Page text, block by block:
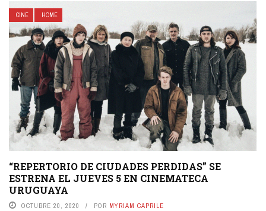
CINE HOME
“REPERTORIO DE CIUDADES PERDIDAS” SE
ESTRENA EL JUEVES 5 EN CINEMATECA
URUGUAYA
OCTUBRE 20, 2020 POR MYRIAM CAPRILE